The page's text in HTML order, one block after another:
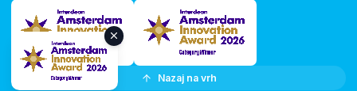
Nazaj na vrh